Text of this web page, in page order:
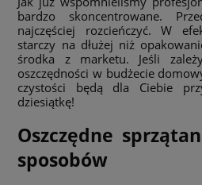
bardzo skoncentrowane.
najczęściej rozcieńczyć. W
starczy na dłużej niż
środka z marketu. Jeśli
oszczędności w budżecie
czystości będą dla Ciebie
dziesiątkę!
Oszczędne
sposobów